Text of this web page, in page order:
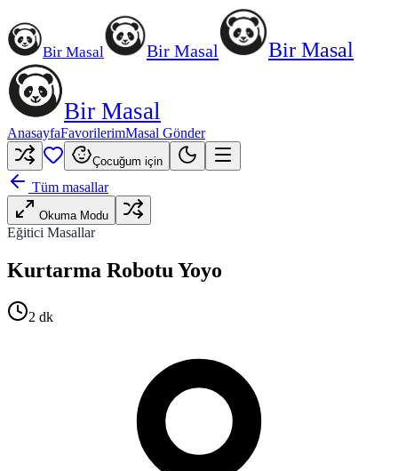
Bir Masal Bir Masal Bir Masal
Bir Masal
AnasayfaFavorilerimMasal Gönder
Çocuğum için
Tüm masallar
Okuma Modu
Eğitici Masallar
Kurtarma Robotu Yoyo
2 dk